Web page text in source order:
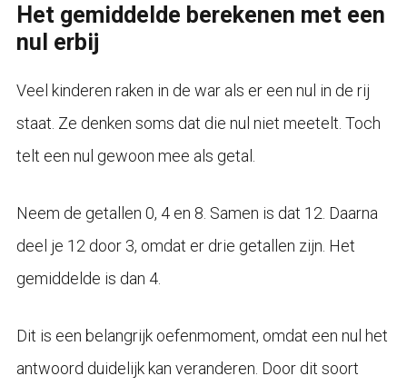
Het gemiddelde berekenen met een
nul erbij
Veel kinderen raken in de war als er een nul in de rij
staat. Ze denken soms dat die nul niet meetelt. Toch
telt een nul gewoon mee als getal.
Neem de getallen 0, 4 en 8. Samen is dat 12. Daarna
deel je 12 door 3, omdat er drie getallen zijn. Het
gemiddelde is dan 4.
Dit is een belangrijk oefenmoment, omdat een nul het
antwoord duidelijk kan veranderen. Door dit soort